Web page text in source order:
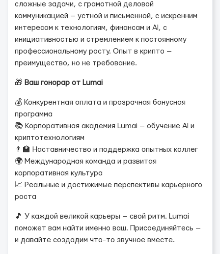
сложные задачи, с грамотной деловой
коммуникацией — устной и письменной, с искренним
интересом к технологиям, финансам и AI, с
инициативностью и стремлением к постоянному
профессиональному росту. Опыт в крипто —
преимущество, но не требование.
🎁 Ваш гонорар от Lumai
💰 Конкурентная оплата и прозрачная бонусная
программа
📚 Корпоративная академия Lumai — обучение AI и
криптотехнологиям
👨‍🏫 Наставничество и поддержка опытных коллег
🌍 Международная команда и развитая
корпоративная культура
📈 Реальные и достижимые перспективы карьерного
роста
🎵 У каждой великой карьеры — свой ритм. Lumai
поможет вам найти именно ваш. Присоединяйтесь —
и давайте создадим что-то звучное вместе.